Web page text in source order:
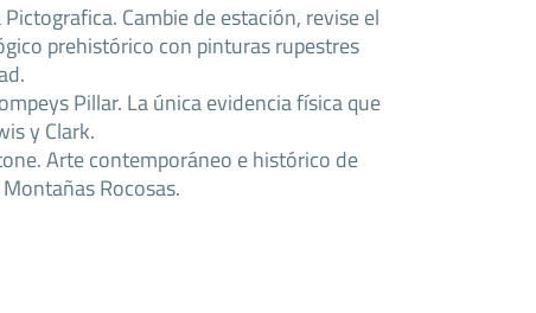
Cambie de estación, revise el
prehistórico con pinturas rupestres
Pillar. La única evidencia física que
y Clark.
Arte contemporáneo e histórico de
Rocosas.